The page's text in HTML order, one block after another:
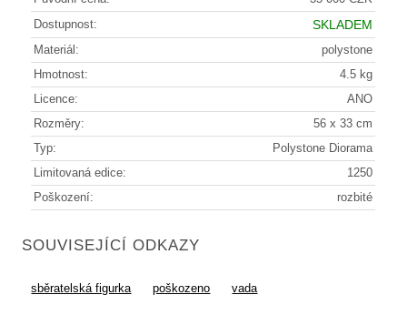
Dostupnost:
SKLADEM
Materiál:
polystone
Hmotnost:
4.5 kg
Licence:
ANO
Rozměry:
56 x 33 cm
Typ:
Polystone Diorama
Limitovaná edice:
1250
Poškození:
rozbité
SOUVISEJÍCÍ ODKAZY
sběratelská figurka poškozeno vada